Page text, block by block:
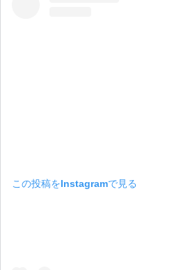
この投稿をInstagramで見る